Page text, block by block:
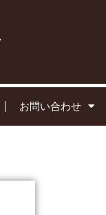
お問い合わせ